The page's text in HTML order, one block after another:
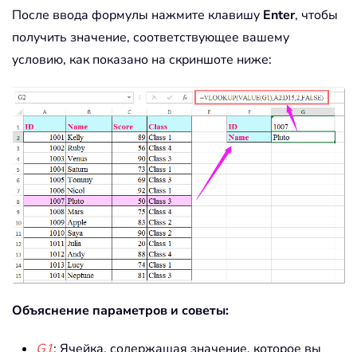
После ввода формулы нажмите клавишу Enter, чтобы
получить значение, соответствующее вашему
условию, как показано на скриншоте ниже:
Объяснение параметров и советы: